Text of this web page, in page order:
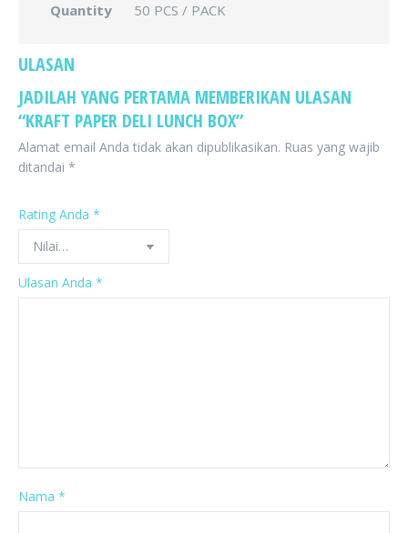
Quantity
50 PCS / PACK
ULASAN
JADILAH YANG PERTAMA MEMBERIKAN ULASAN
“KRAFT PAPER DELI LUNCH BOX”
Alamat email Anda tidak akan dipublikasikan. Ruas yang wajib
ditandai *
Rating Anda *
Ulasan Anda *
Nama *